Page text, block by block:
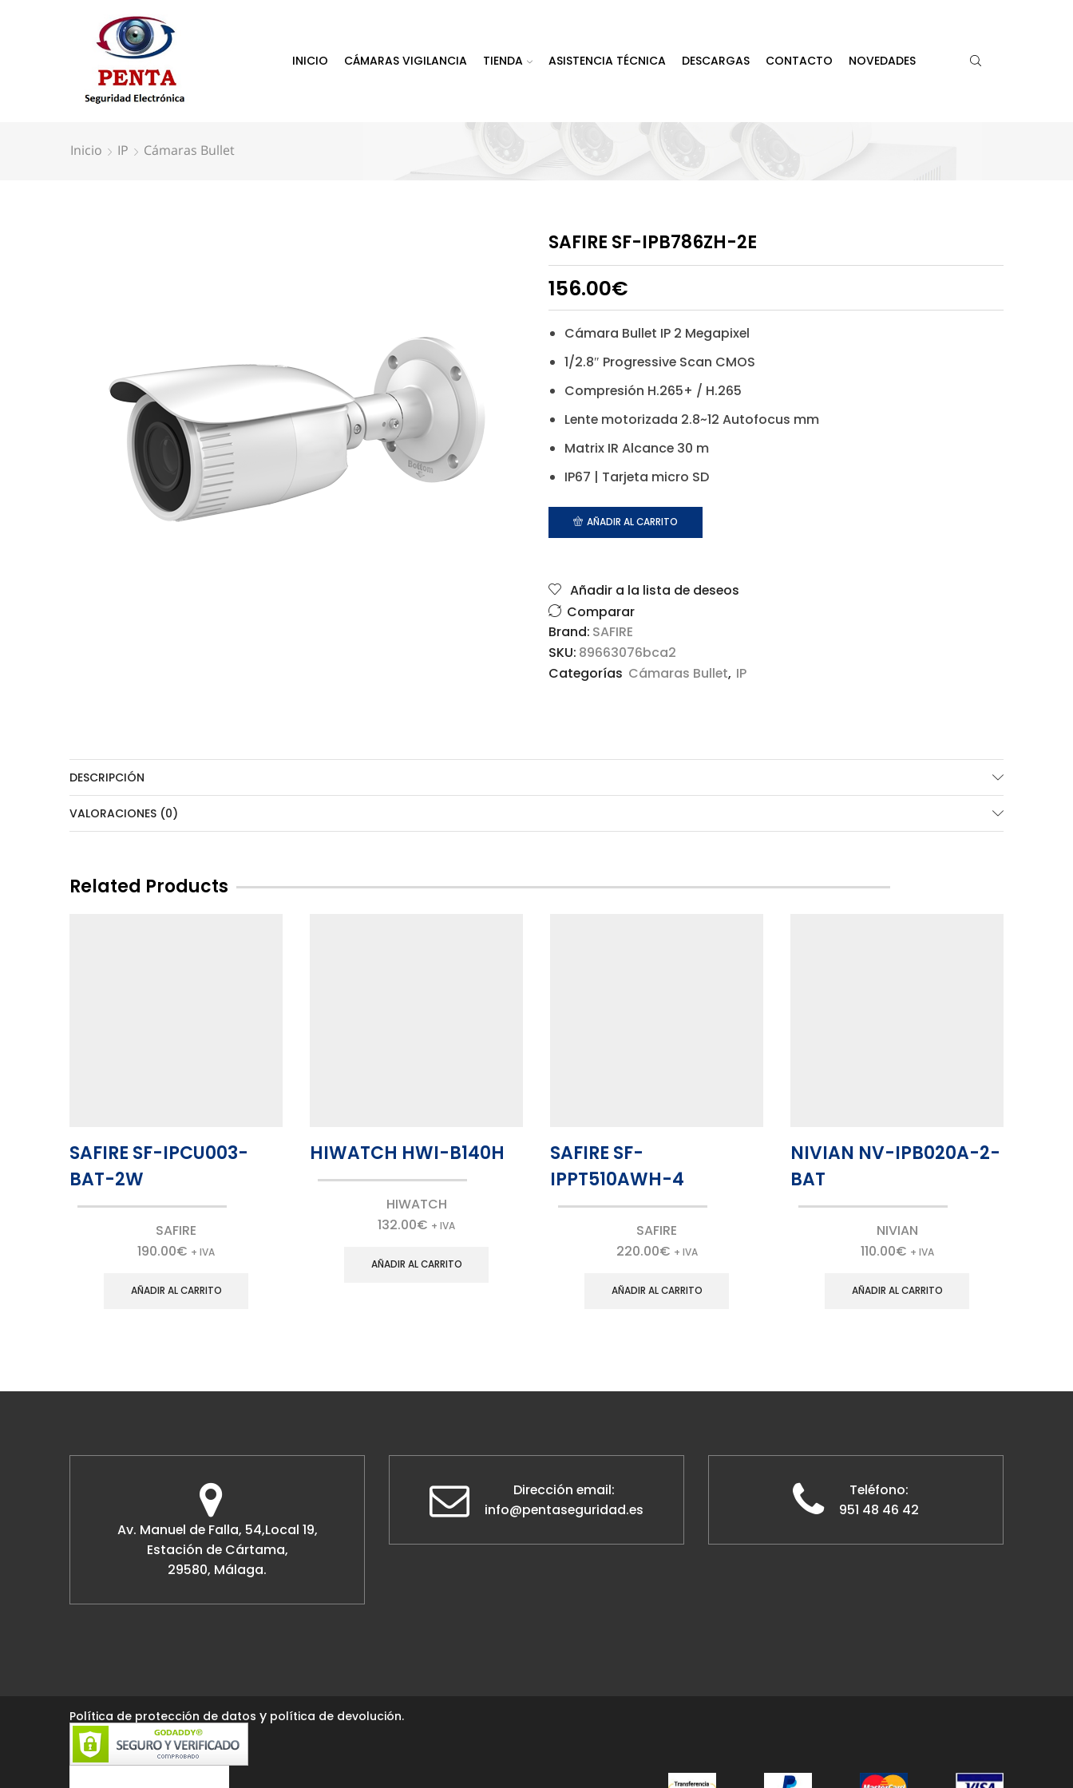
INICIO CÁMARAS VIGILANCIA TIENDA ASISTENCIA TÉCNICA DESCARGAS CONTACTO NOVEDADES
Inicio IP Cámaras Bullet
SAFIRE SF-IPB786ZH-2E
156.00€
Cámara Bullet IP 2 Megapixel
1/2.8″ Progressive Scan CMOS
Compresión H.265+ / H.265
Lente motorizada 2.8~12 Autofocus mm
Matrix IR Alcance 30 m
IP67 | Tarjeta micro SD
AÑADIR AL CARRITO
Añadir a la lista de deseos
Comparar
Brand: SAFIRE
SKU: 89663076bca2
Categorías Cámaras Bullet, IP
DESCRIPCIÓN
VALORACIONES (0)
Related Products
SAFIRE SF-IPCU003-
BAT-2W
SAFIRE
190.00€ + IVA
AÑADIR AL CARRITO
HIWATCH HWI-B140H
HIWATCH
132.00€ + IVA
AÑADIR AL CARRITO
SAFIRE SF-
IPPT510AWH-4
SAFIRE
220.00€ + IVA
AÑADIR AL CARRITO
NIVIAN NV-IPB020A-2-
BAT
NIVIAN
110.00€ + IVA
AÑADIR AL CARRITO
Av. Manuel de Falla, 54,Local 19,
Estación de Cártama,
29580, Málaga.
Dirección email:
info@pentaseguridad.es
Teléfono:
951 48 46 42
Política de protección de datos y política de devolución.